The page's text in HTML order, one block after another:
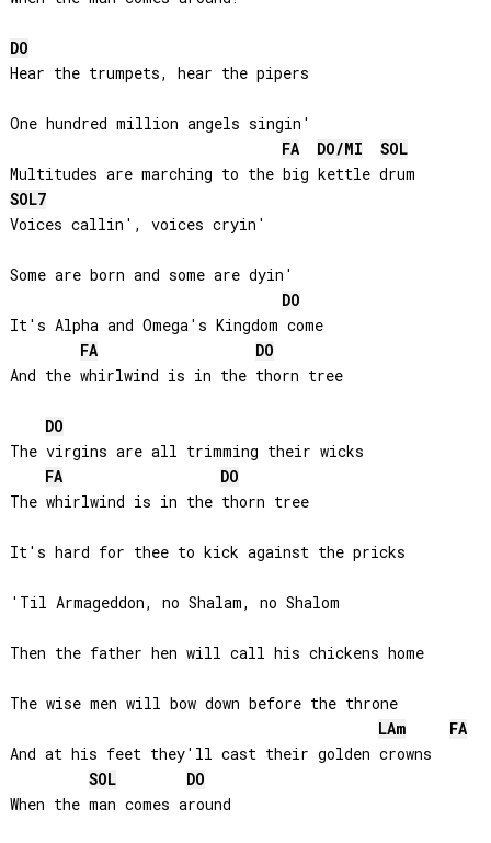
DO
Hear the trumpets, hear the pipers
One hundred million angels singin'
FA
DO/MI
SOL
SOL7
Voices callin', voices cryin'
Some are born and some are dyin'
DO
It's Alpha and Omega's Kingdom come
FA
DO
And the whirlwind is in the thorn tree
DO
The virgins are all trimming their wicks
FA
DO
The whirlwind is in the thorn tree
It's hard for thee to kick against the pricks
'Til Armageddon, no Shalam, no Shalom
Then the father hen will call his chickens home
The wise men will bow down before the throne
LAm
FA
And at his feet they'll cast their golden crowns
SOL
DO
When the man comes around